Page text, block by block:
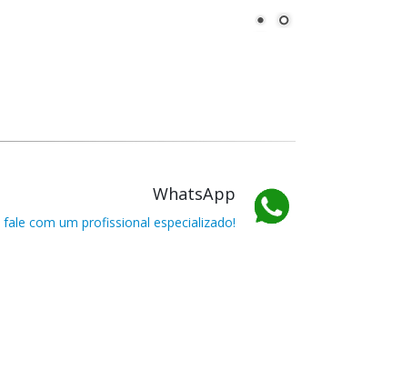
WhatsApp
com um profissional especializado!